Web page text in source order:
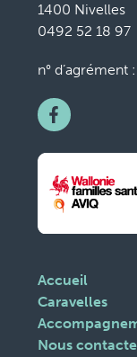
1400 Nivelles
0492 52 18 97
n° d’agrément
Accueil
Caravelles
Nous